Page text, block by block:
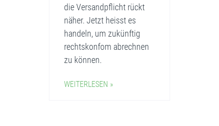
die Versandpflicht rückt
näher. Jetzt heisst es
handeln, um zukünftig
rechtskonfom abrechnen
zu können.
WEITERLESEN »